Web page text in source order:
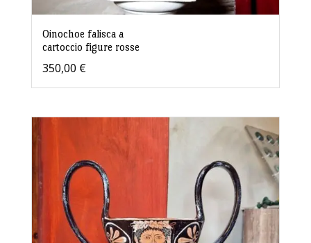
Oinochoe falisca a
cartoccio figure rosse
350,00 €